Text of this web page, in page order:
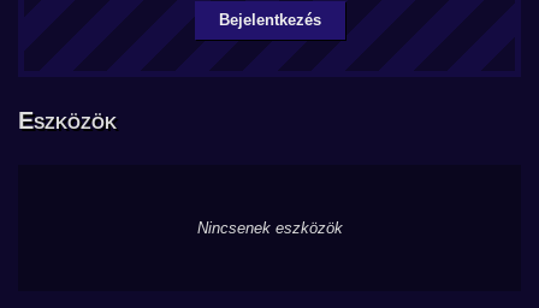
Bejelentkezés
Eszközök
Nincsenek eszközök